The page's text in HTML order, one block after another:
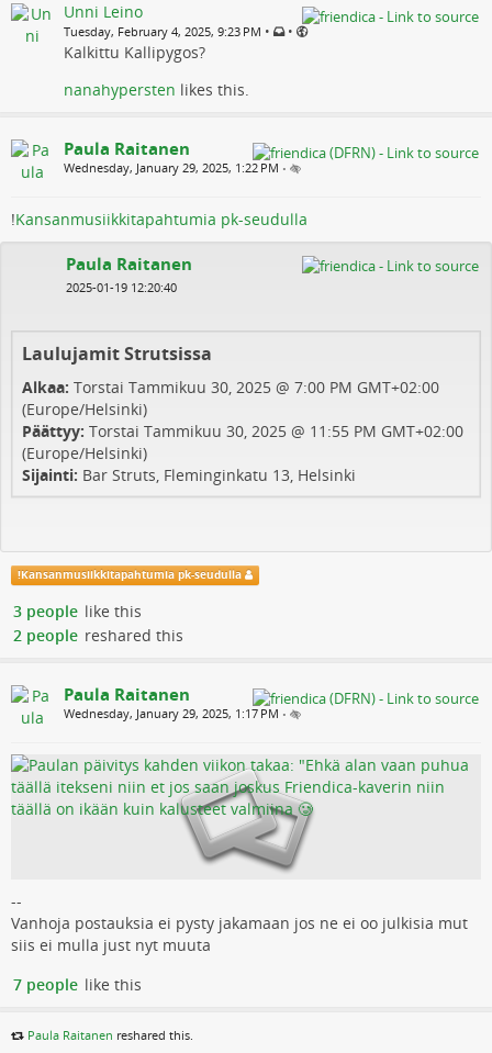
Unni Leino
Tuesday, February 4, 2025, 9:23 PM • •
Kalkittu Kallipygos?
nanahypersten likes this.
Paula Raitanen
Wednesday, January 29, 2025, 1:22 PM •
!Kansanmusiikkitapahtumia pk-seudulla
Paula Raitanen
2025-01-19 12:20:40
Laulujamit Strutsissa
Alkaa: Torstai Tammikuu 30, 2025 @ 7:00 PM GMT+02:00
(Europe/Helsinki)
Päättyy: Torstai Tammikuu 30, 2025 @ 11:55 PM GMT+02:00
(Europe/Helsinki)
Sijainti: Bar Struts, Fleminginkatu 13, Helsinki
!Kansanmusiikkitapahtumia pk-seudulla
3 people like this
2 people reshared this
Paula Raitanen
Wednesday, January 29, 2025, 1:17 PM •
--
Vanhoja postauksia ei pysty jakamaan jos ne ei oo julkisia mut
siis ei mulla just nyt muuta
7 people like this
Paula Raitanen reshared this.